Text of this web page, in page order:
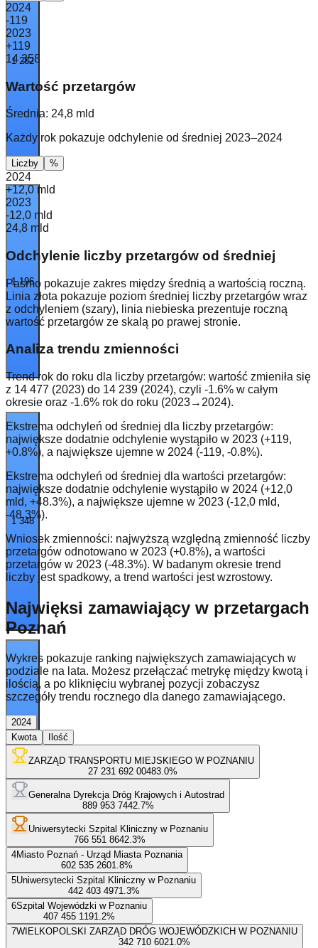
1 282
1 196
1 348
1 203
2024
-119
2023
+119
14 358
Wartość przetargów
Średnia: 24,8 mld
Każdy rok pokazuje odchylenie od średniej 2023–2024
Liczby %
2024
+12,0 mld
2023
-12,0 mld
24,8 mld
Odchylenie liczby przetargów od średniej
Pasmo pokazuje zakres między średnią a wartością roczną.
Linia złota pokazuje poziom średniej liczby przetargów wraz
z odchyleniem (szary), linia niebieska prezentuje roczną
wartość przetargów ze skalą po prawej stronie.
Analiza trendu zmienności
Trend rok do roku dla liczby przetargów: wartość zmieniła się
z 14 477 (2023) do 14 239 (2024), czyli -1.6% w całym
okresie oraz -1.6% rok do roku (2023→2024).
Ekstrema odchyleń od średniej dla liczby przetargów:
największe dodatnie odchylenie wystąpiło w 2023 (+119,
+0.8%), a największe ujemne w 2024 (-119, -0.8%).
Ekstrema odchyleń od średniej dla wartości przetargów:
największe dodatnie odchylenie wystąpiło w 2024 (+12,0
mld, +48.3%), a największe ujemne w 2023 (-12,0 mld,
-48.3%).
Wniosek zmienności: najwyższą względną zmienność liczby
przetargów odnotowano w 2023 (+0.8%), a wartości
przetargów w 2023 (-48.3%). W badanym okresie trend
liczby jest spadkowy, a trend wartości jest wzrostowy.
Najwięksi zamawiający w przetargach
Poznań
Wykres pokazuje ranking największych zamawiających w
podziale na lata. Możesz przełączać metrykę między kwotą i
ilością, a po kliknięciu wybranej pozycji zobaczysz
szczegóły trendu rocznego dla danego zamawiającego.
2024
Kwota
Ilość
ZARZĄD TRANSPORTU MIEJSKIEGO W POZNANIU
27 231 692 00483.0%
Generalna Dyrekcja Dróg Krajowych i Autostrad
889 953 7442.7%
Uniwersytecki Szpital Kliniczny w Poznaniu
766 551 8642.3%
4Miasto Poznań - Urząd Miasta Poznania
602 535 2601.8%
5Uniwersytecki Szpital Kliniczny w Poznaniu
442 403 4971.3%
6Szpital Wojewódzki w Poznaniu
407 455 1191.2%
7WIELKOPOLSKI ZARZĄD DRÓG WOJEWÓDZKICH W POZNANIU
342 710 6021.0%